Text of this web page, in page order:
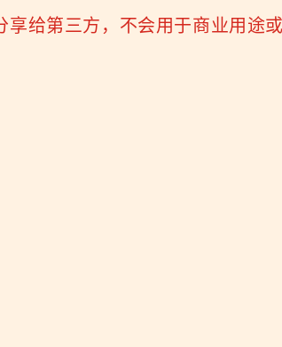
给第三方，不会用于商业用途或